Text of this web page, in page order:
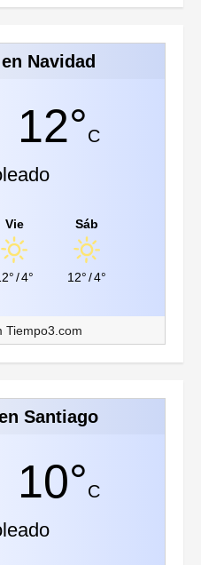
Navidad
12°C
Vie
/4°
Sáb
12° /4°
Tiempo3.com
Santiago
10°C